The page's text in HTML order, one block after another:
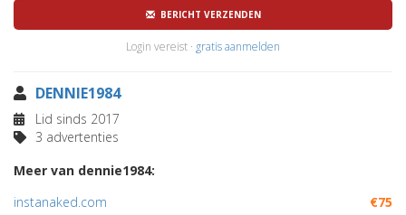
BERICHT VERZENDEN
Login vereist · gratis aanmelden
DENNIE1984
Lid sinds 2017
3 advertenties
Meer van dennie1984:
instanaked.com
€75